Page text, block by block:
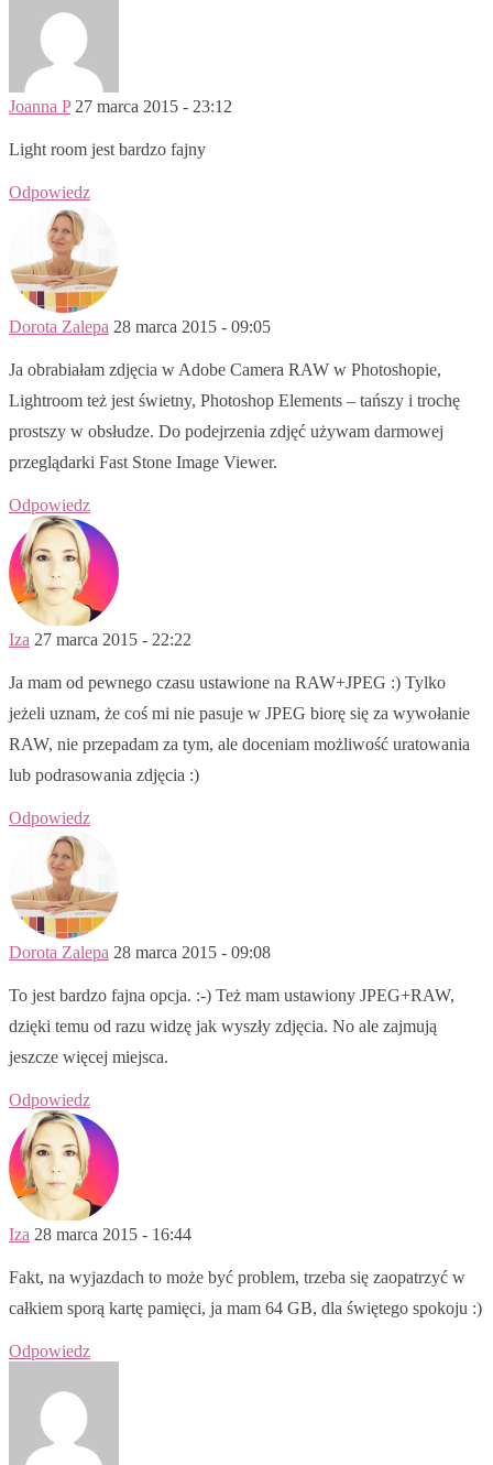
Joanna P 27 marca 2015 - 23:12
Light room jest bardzo fajny
Odpowiedz
Dorota Zalepa 28 marca 2015 - 09:05
Ja obrabiałam zdjęcia w Adobe Camera RAW w Photoshopie,
Lightroom też jest świetny, Photoshop Elements – tańszy i trochę
prostszy w obsłudze. Do podejrzenia zdjęć używam darmowej
przeglądarki Fast Stone Image Viewer.
Odpowiedz
Iza 27 marca 2015 - 22:22
Ja mam od pewnego czasu ustawione na RAW+JPEG :) Tylko
jeżeli uznam, że coś mi nie pasuje w JPEG biorę się za wywołanie
RAW, nie przepadam za tym, ale doceniam możliwość uratowania
lub podrasowania zdjęcia :)
Odpowiedz
Dorota Zalepa 28 marca 2015 - 09:08
To jest bardzo fajna opcja. :-) Też mam ustawiony JPEG+RAW,
dzięki temu od razu widzę jak wyszły zdjęcia. No ale zajmują
jeszcze więcej miejsca.
Odpowiedz
Iza 28 marca 2015 - 16:44
Fakt, na wyjazdach to może być problem, trzeba się zaopatrzyć w
całkiem sporą kartę pamięci, ja mam 64 GB, dla świętego spokoju :)
Odpowiedz